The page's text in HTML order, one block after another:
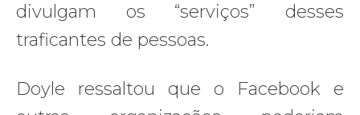
divulgam os “serviços” desses
traficantes de pessoas.
Doyle ressaltou que o Facebook e